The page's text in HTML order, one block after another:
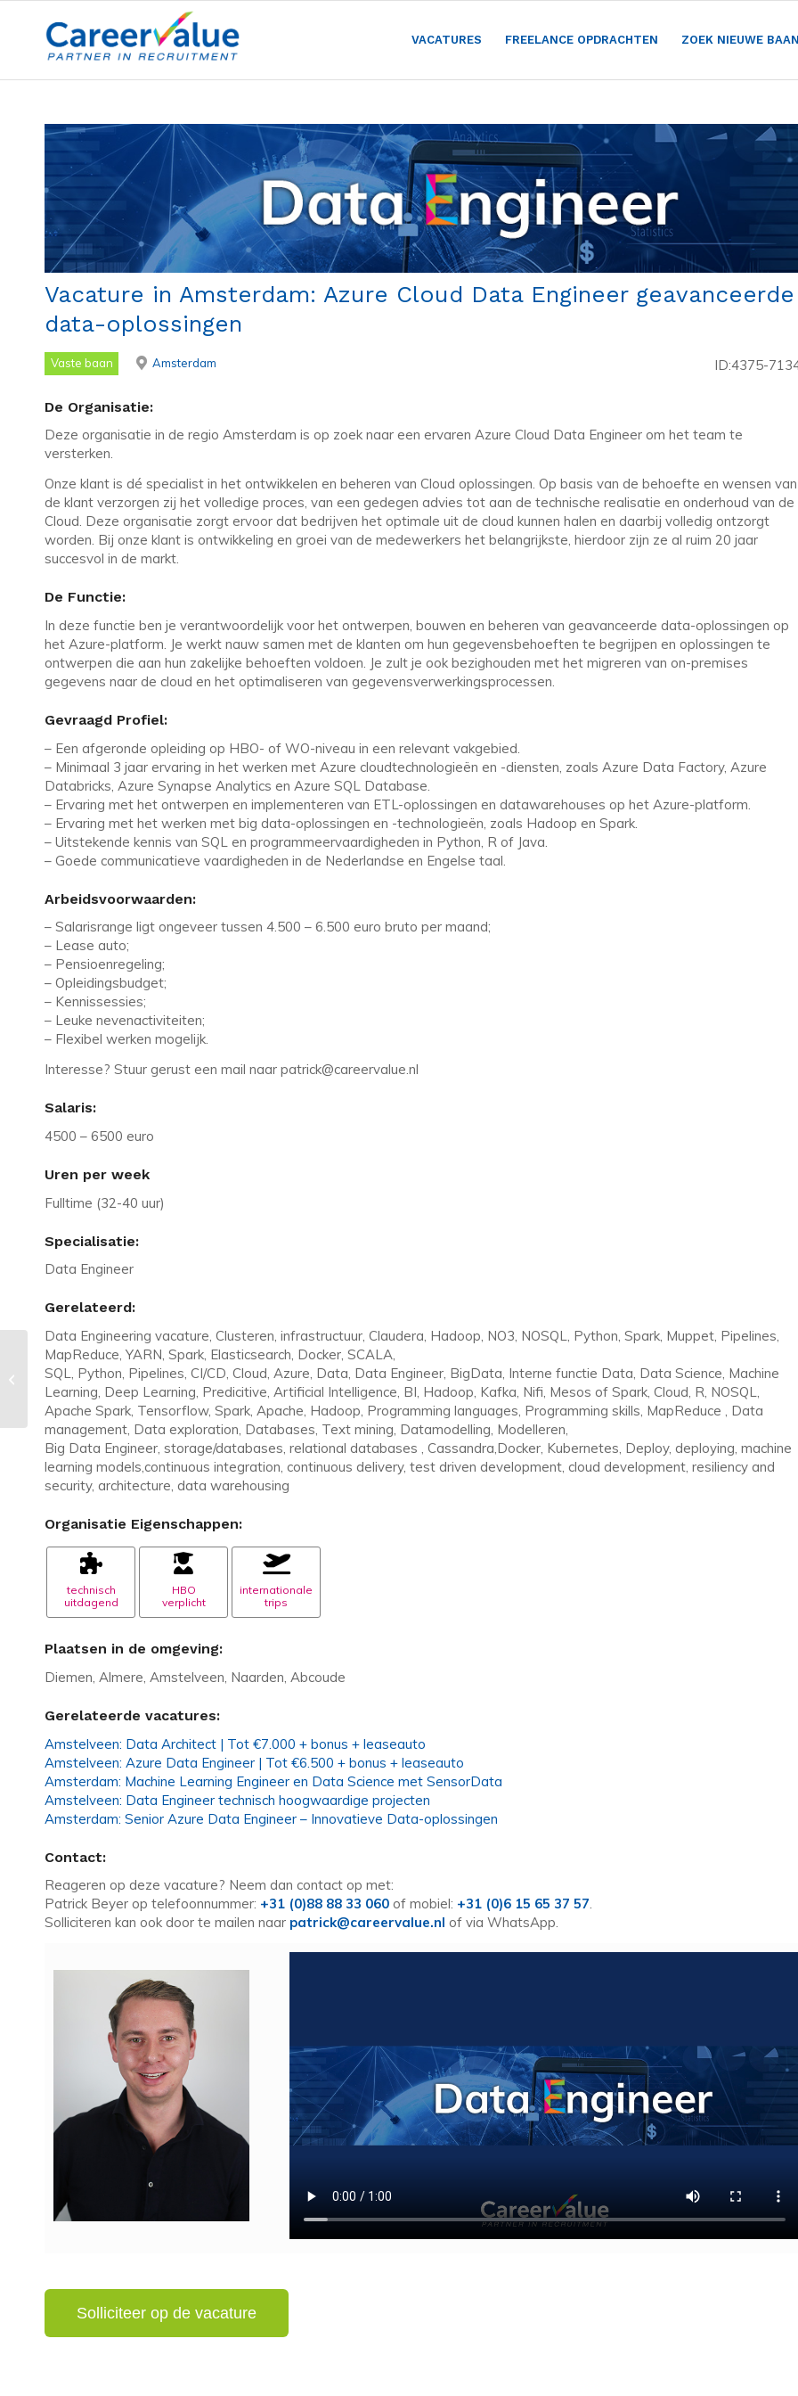
VACATURES FREELANCE OPDRACHTEN ZOEK NIEUWE BAAN
Vacature in Amsterdam: Azure Cloud Data Engineer geavanceerde
data-oplossingen
Vaste baan Amsterdam ID:4375-
De Organisatie:
Deze organisatie in de regio Amsterdam is op zoek naar een ervaren Azure Cloud Data Engineer om het team te
versterken.
Onze klant is dé specialist in het ontwikkelen en beheren van Cloud oplossingen. Op basis van de behoefte en wensen van
de klant verzorgen zij het volledige proces, van een gedegen advies tot aan de technische realisatie en onderhoud van de
Cloud. Deze organisatie zorgt ervoor dat bedrijven het optimale uit de cloud kunnen halen en daarbij volledig ontzorgt
worden. Bij onze klant is ontwikkeling en groei van de medewerkers het belangrijkste, hierdoor zijn ze al ruim 20 jaar
succesvol in de markt.
De Functie:
In deze functie ben je verantwoordelijk voor het ontwerpen, bouwen en beheren van geavanceerde data-oplossingen op
het Azure-platform. Je werkt nauw samen met de klanten om hun gegevensbehoeften te begrijpen en oplossingen te
ontwerpen die aan hun zakelijke behoeften voldoen. Je zult je ook bezighouden met het migreren van on-premises
gegevens naar de cloud en het optimaliseren van gegevensverwerkingsprocessen.
Gevraagd Profiel:
– Een afgeronde opleiding op HBO- of WO-niveau in een relevant vakgebied.
– Minimaal 3 jaar ervaring in het werken met Azure cloudtechnologieën en -diensten, zoals Azure Data Factory, Azure
Databricks, Azure Synapse Analytics en Azure SQL Database.
– Ervaring met het ontwerpen en implementeren van ETL-oplossingen en datawarehouses op het Azure-platform.
– Ervaring met het werken met big data-oplossingen en -technologieën, zoals Hadoop en Spark.
– Uitstekende kennis van SQL en programmeervaardigheden in Python, R of Java.
– Goede communicatieve vaardigheden in de Nederlandse en Engelse taal.
Arbeidsvoorwaarden:
– Salarisrange ligt ongeveer tussen 4.500 – 6.500 euro bruto per maand;
– Lease auto;
– Pensioenregeling;
– Opleidingsbudget;
– Kennissessies;
– Leuke nevenactiviteiten;
– Flexibel werken mogelijk.
Interesse? Stuur gerust een mail naar patrick@careervalue.nl
Salaris:
4500 – 6500 euro
Uren per week
Fulltime (32-40 uur)
Specialisatie:
Data Engineer
Gerelateerd:
Data Engineering vacature, Clusteren, infrastructuur, Claudera, Hadoop, NO3, NOSQL, Python, Spark, Muppet, Pipelines,
MapReduce, YARN, Spark, Elasticsearch, Docker, SCALA,
SQL, Python, Pipelines, CI/CD, Cloud, Azure, Data, Data Engineer, BigData, Interne functie Data, Data Science, Machine
Learning, Deep Learning, Predicitive, Artificial Intelligence, BI, Hadoop, Kafka, Nifi, Mesos of Spark, Cloud, R, NOSQL,
Apache Spark, Tensorflow, Spark, Apache, Hadoop, Programming languages, Programming skills, MapReduce , Data
management, Data exploration, Databases, Text mining, Datamodelling, Modelleren,
Big Data Engineer, storage/databases, relational databases , Cassandra,Docker, Kubernetes, Deploy, deploying, machine
learning models,continuous integration, continuous delivery, test driven development, cloud development, resiliency and
security, architecture, data warehousing
Organisatie Eigenschappen:
technisch
uitdagend
HBO
verplicht
internationale
trips
Plaatsen in de omgeving:
Diemen, Almere, Amstelveen, Naarden, Abcoude
Gerelateerde vacatures:
Amstelveen: Data Architect | Tot €7.000 + bonus + leaseauto
Amstelveen: Azure Data Engineer | Tot €6.500 + bonus + leaseauto
Amsterdam: Machine Learning Engineer en Data Science met SensorData
Amstelveen: Data Engineer technisch hoogwaardige projecten
Amsterdam: Senior Azure Data Engineer – Innovatieve Data-oplossingen
Contact:
Reageren op deze vacature? Neem dan contact op met:
Patrick Beyer op telefoonnummer: +31 (0)88 88 33 060 of mobiel: +31 (0)6 15 65 37 57.
Solliciteren kan ook door te mailen naar patrick@careervalue.nl of via WhatsApp.
Vacature in Amersfoort: Data
Engineer | tot €7.000,- + bonus +
leaseauto